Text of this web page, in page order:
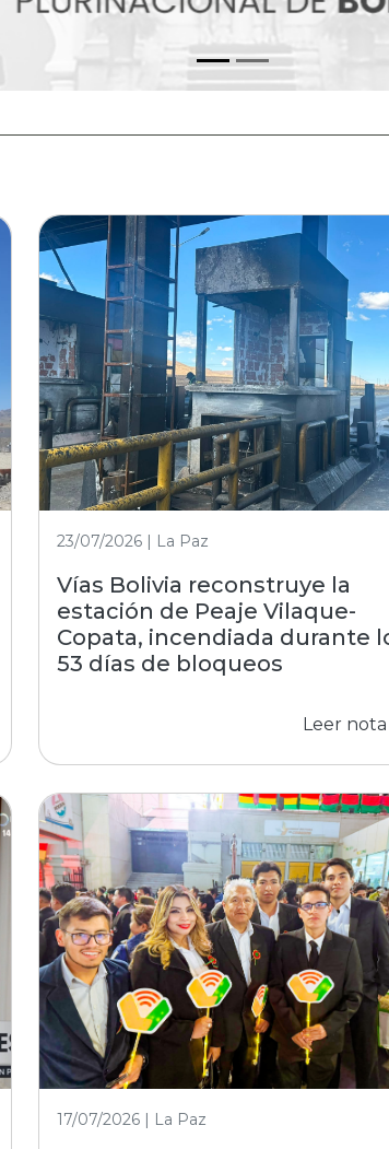
23/07/2026 | La Paz
Vías Bolivia reconstruye la
estación de Peaje Vilaque-
Copata, incendiada durante
53 días de bloqueos
Leer nota
17/07/2026 | La Paz